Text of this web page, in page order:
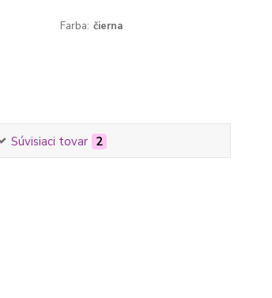
Farba: čierna
Súvisiaci tovar 2